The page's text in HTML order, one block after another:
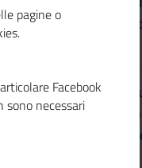
imprese
Lavoro, quasi
difficile da
inutilizzato
inattivi e
pagine o
Facebook
sono necessari